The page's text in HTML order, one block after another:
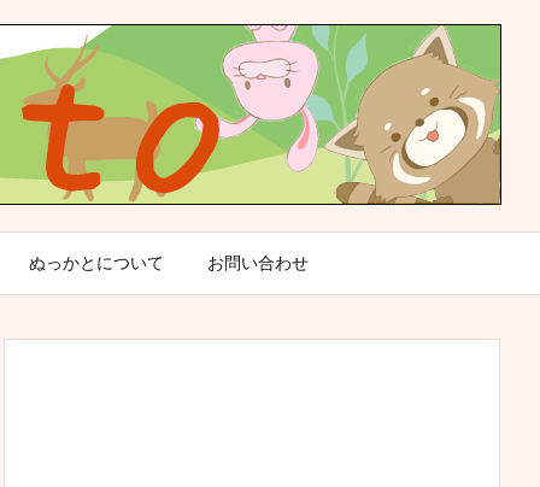
ぬっかとについて お問い合わせ